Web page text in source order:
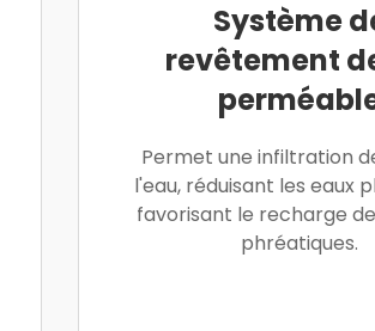
Système
revêtement
Permet une infiltration
l'eau, réduisant les eaux
favorisant le recharge
phréatiques.